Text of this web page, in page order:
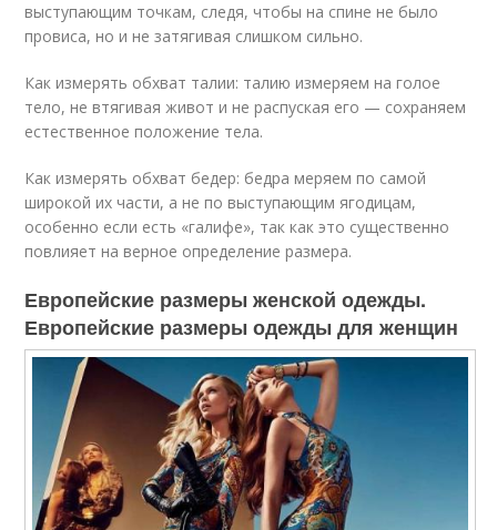
выступающим точкам, следя, чтобы на спине не было
провиса, но и не затягивая слишком сильно.
Как измерять обхват талии: талию измеряем на голое
тело, не втягивая живот и не распуская его — сохраняем
естественное положение тела.
Как измерять обхват бедер: бедра меряем по самой
широкой их части, а не по выступающим ягодицам,
особенно если есть «галифе», так как это существенно
повлияет на верное определение размера.
Европейские размеры женской одежды.
Европейские размеры одежды для женщин